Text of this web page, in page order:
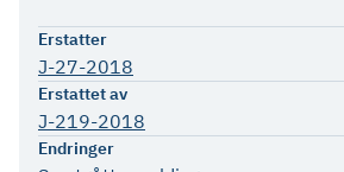
Erstatter
J-27-2018
Erstattet av
J-219-2018
Endringer